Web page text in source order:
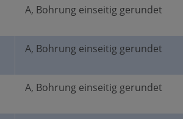
A, Bohrung einseitig gerundet
A, Bohrung einseitig gerundet
A, Bohrung einseitig gerundet